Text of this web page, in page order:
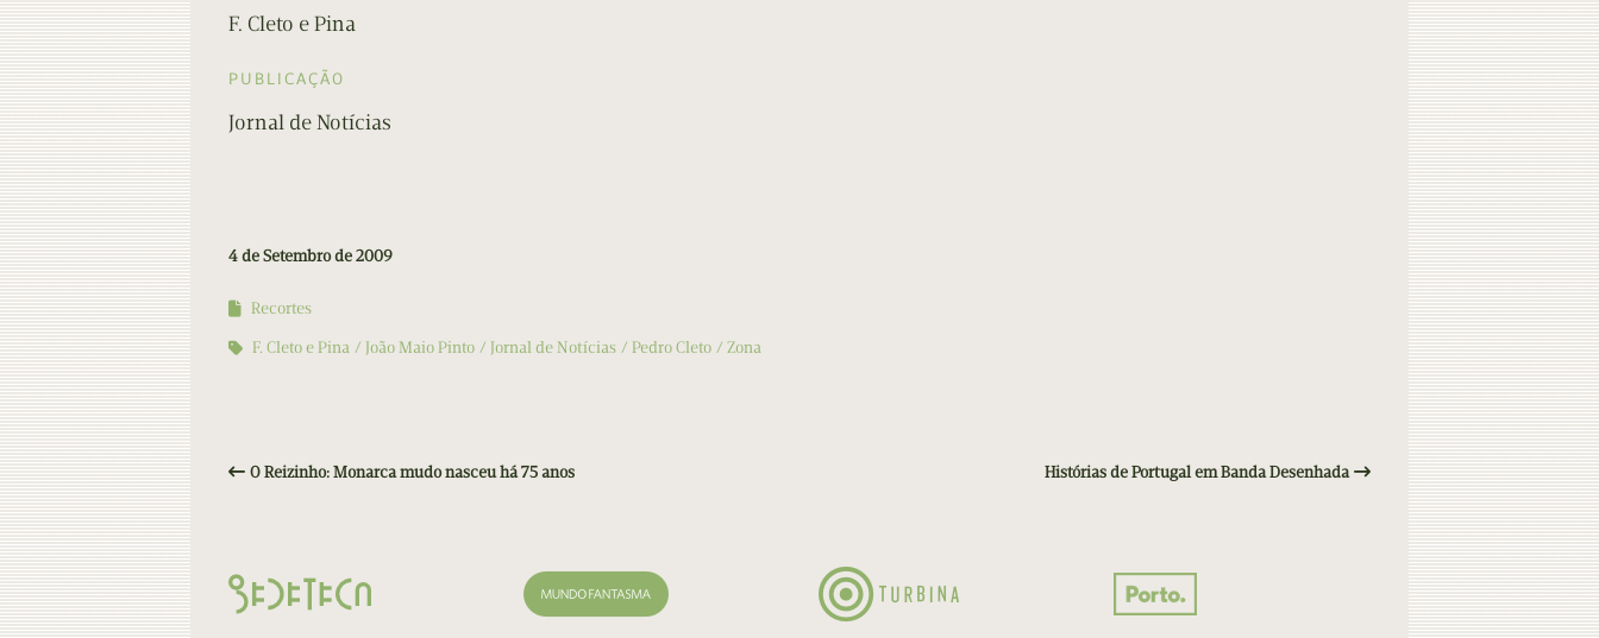
F. Cleto e Pina
PUBLICAÇÃO
Jornal de Notícias
4 de Setembro de 2009
Recortes
F. Cleto e Pina
João Maio Pinto Jornal de Notícias Pedro Cleto Zona
O Reizinho: Monarca mudo nasceu há 75 anos Histórias de Portugal em Banda Desenhada